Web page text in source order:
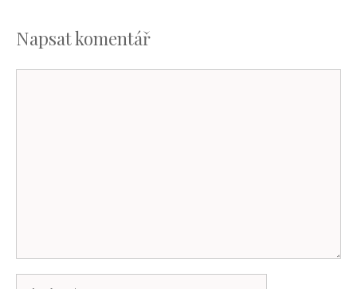
Napsat komentář